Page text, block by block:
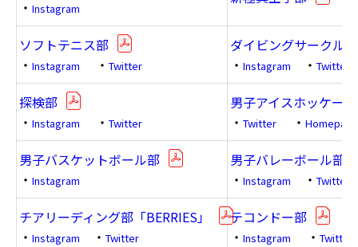
・ Instagram
ソフトテニス部
・ Instagram ・ Twitter
ダイビングサークル
・ Instagram ・ Twitter
探検部
・ Instagram ・ Twitter
男子アイスホッケー部
・ Twitter ・ Homepage
男子バスケットボール部
・ Instagram
男子バレーボール部
・ Instagram ・ Twitter
チアリーディング部「BERRIES」
・ Instagram ・ Twitter
テコンドー部
・ Instagram ・ Twitter